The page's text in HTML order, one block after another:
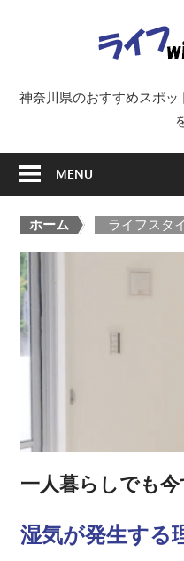
神奈川県のおすすめスポ
MENU
ホーム > ライフスタ
一人暮らしでも
湿気が発生する